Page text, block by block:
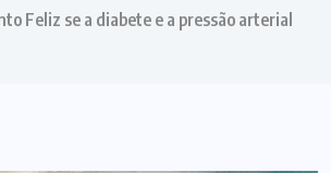
Feliz se a diabete e a pressão arterial